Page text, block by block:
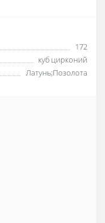
172
куб цирконий
Латунь;Позолота